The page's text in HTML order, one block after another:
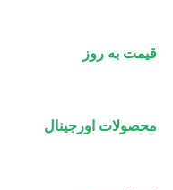
قیمت به روز
محصولات اورجینال